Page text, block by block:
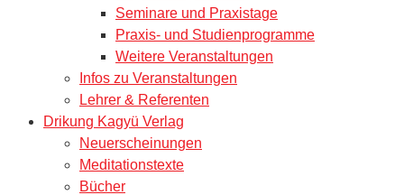
Seminare und Praxistage
Praxis- und Studienprogramme
Weitere Veranstaltungen
Infos zu Veranstaltungen
Lehrer & Referenten
Drikung Kagyü Verlag
Neuerscheinungen
Meditationstexte
Bücher